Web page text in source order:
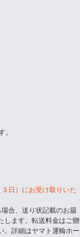
。
日）にお受け取りいた
合、送り状記載のお届
します。転送料金はご贈
。詳細はヤマト運輸ホー